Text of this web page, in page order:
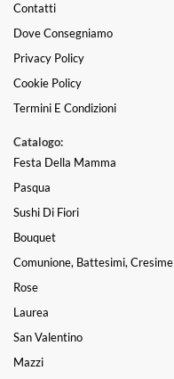
Contatti
Dove Consegniamo
Privacy Policy
Cookie Policy
Termini E Condizioni
Catalogo:
Festa Della Mamma
Pasqua
Sushi Di Fiori
Bouquet
Comunione, Battesimi, Cresime
Rose
Laurea
San Valentino
Mazzi